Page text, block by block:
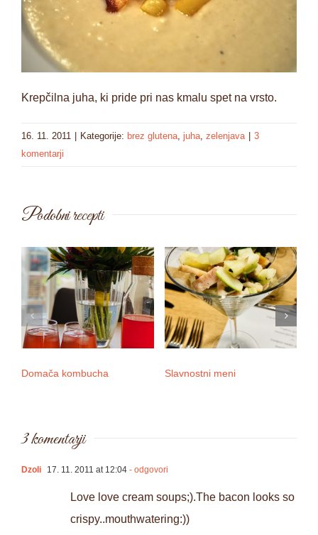
Krepčilna juha, ki pride pri nas kmalu spet na vrsto.
16. 11. 2011 Kategorije: brez glutena, juha, zelenjava
3
komentarji
Podobni recepti
Domača kombucha Slavnostni meni
3 komentarji
Dzoli 17. 11. 2011 at 12:04 - odgovori
Love love cream soups;).The bacon looks so
crispy..mouthwatering:))